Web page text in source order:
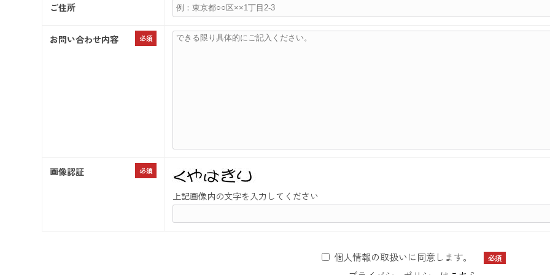
ご住所
お問い合わせ内容 必須
画像認証 必須
上記画像内の文字を入力してください
個人情報の取扱いに同意します。 必須